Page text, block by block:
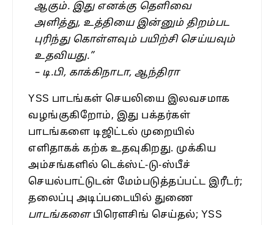
ஆகும். இது எனக்கு தெளிவை
அளித்து, உத்தியை இன்னும் திறம்பட
புரிந்து கொள்ளவும் பயிற்சி செய்யவும்
உதவியது.”
– டி.பி, காக்கிநாடா, ஆந்திரா
YSS பாடங்கள் செயலியை இலவசமாக
வழங்குகிறோம், இது பக்தர்கள்
பாடங்களை டிஜிட்டல் முறையில்
எளிதாகக் கற்க உதவுகிறது. முக்கிய
அம்சங்களில் டெக்ஸ்ட்-டு-ஸ்பீச்
செயல்பாட்டுடன் மேம்படுத்தப்பட்ட இரீடர்;
தலைப்பு அடிப்படையில் துணை
பாடங்களைபிரௌசிங் செய்தல்; YSS